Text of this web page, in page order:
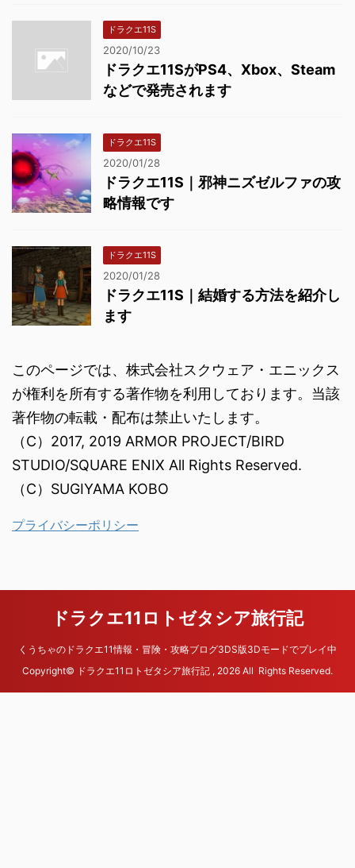
ドラクエ11S
2020/10/23
ドラクエ11SがPS4、Xbox、Steam
などで発売されます
ドラクエ11S
2020/01/28
ドラクエ11S｜邪神ニズゼルファの攻
略情報です
ドラクエ11S
2020/01/28
ドラクエ11S｜結婚する方法を紹介し
ます
このページでは、株式会社スクウェア・エニックス
が権利を所有する著作物を利用しております。当該
著作物の転載・配布は禁止いたします。
（C）2017, 2019 ARMOR PROJECT/BIRD
STUDIO/SQUARE ENIX All Rights Reserved.
（C）SUGIYAMA KOBO
プライバシーポリシー
ドラクエ11ロトゼタシア旅行記
くうちゃのドラクエ11情報・冒険・攻略ブログ3DS版3Dモードでプレイ中
Copyright© ドラクエ11ロトゼタシア旅行記 , 2026 All Rights Reserved.